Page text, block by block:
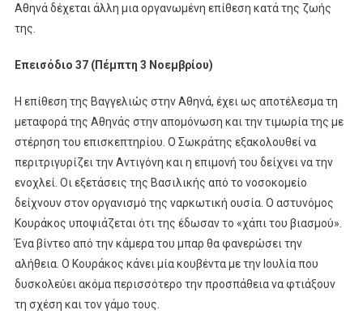
Αθηνά δέχεται άλλη μια οργανωμένη επίθεση κατά της ζωής
της.
Επεισόδιο 37 (Πέμπτη 3 Νοεμβρίου)
Η επίθεση της Βαγγελιώς στην Αθηνά, έχει ως αποτέλεσμα τη
μεταφορά της Αθηνάς στην απομόνωση και την τιμωρία της με
στέρηση του επισκεπτηρίου. Ο Σωκράτης εξακολουθεί να
περιτριγυρίζει την Αντιγόνη και η επιμονή του δείχνει να την
ενοχλεί. Οι εξετάσεις της Βασιλικής από το νοσοκομείο
δείχνουν στον οργανισμό της ναρκωτική ουσία. Ο αστυνόμος
Κουράκος υποψιάζεται ότι της έδωσαν το «χάπι του βιασμού».
Ένα βίντεο από την κάμερα του μπαρ θα φανερώσει την
αλήθεια. Ο Κουράκος κάνει μία κουβέντα με την Ιουλία που
δυσκολεύει ακόμα περισσότερο την προσπάθεια να φτιάξουν
τη σχέση και τον γάμο τους.